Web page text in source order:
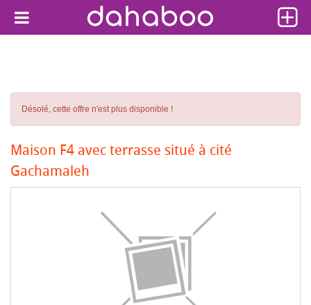
Désolé, cette offre n'est plus disponible !
Maison F4 avec terrasse situé à cité
Gachamaleh